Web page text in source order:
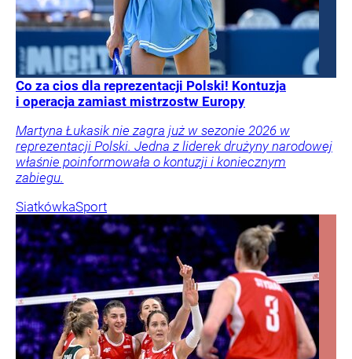
Co za cios dla reprezentacji Polski! Kontuzja
i operacja zamiast mistrzostw Europy
Martyna Łukasik nie zagra już w sezonie 2026 w
reprezentacji Polski. Jedna z liderek drużyny narodowej
właśnie poinformowała o kontuzji i koniecznym
zabiegu.
SiatkówkaSport